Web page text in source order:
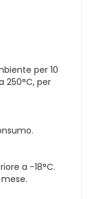
per 10
250°C, per
a -18°C.